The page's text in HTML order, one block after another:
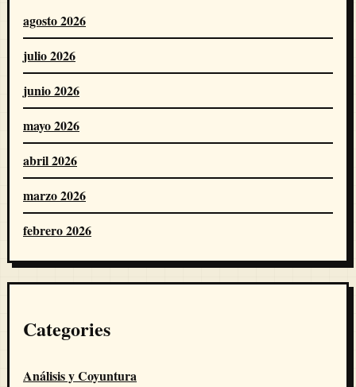
agosto 2026
julio 2026
junio 2026
mayo 2026
abril 2026
marzo 2026
febrero 2026
Categories
Análisis y Coyuntura